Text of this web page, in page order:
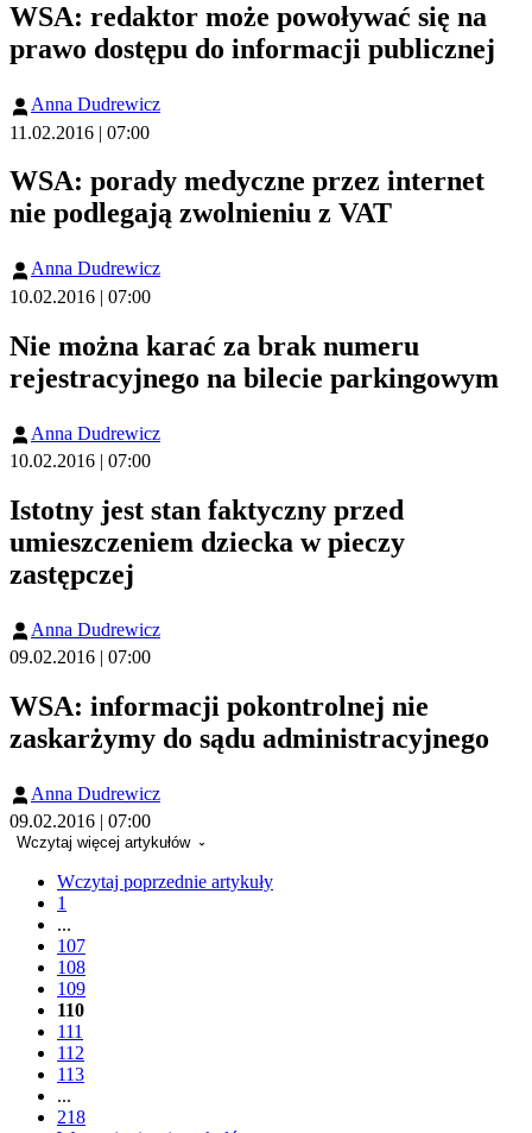
WSA: redaktor może powoływać się na
prawo dostępu do informacji publicznej
Anna Dudrewicz
11.02.2016 | 07:00
WSA: porady medyczne przez internet
nie podlegają zwolnieniu z VAT
Anna Dudrewicz
10.02.2016 | 07:00
Nie można karać za brak numeru
rejestracyjnego na bilecie parkingowym
Anna Dudrewicz
10.02.2016 | 07:00
Istotny jest stan faktyczny przed
umieszczeniem dziecka w pieczy
zastępczej
Anna Dudrewicz
09.02.2016 | 07:00
WSA: informacji pokontrolnej nie
zaskarżymy do sądu administracyjnego
Anna Dudrewicz
09.02.2016 | 07:00
Wczytaj więcej artykułów
Wczytaj poprzednie artykuły
1
...
107
108
109
110
111
112
113
...
218